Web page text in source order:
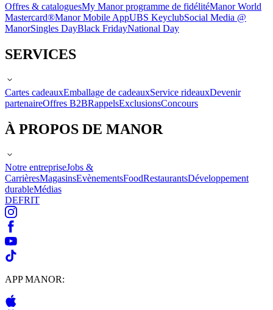
Offres & cataloguesMy Manor programme de fidélitéManor World
Mastercard®Manor Mobile AppUBS KeyclubSocial Media @
ManorSingles DayBlack FridayNational Day
SERVICES
Cartes cadeauxEmballage de cadeauxService rideauxDevenir
partenaireOffres B2BRappelsExclusionsConcours
À PROPOS DE MANOR
Notre entrepriseJobs &
CarrièresMagasinsEvènementsFoodRestaurantsDéveloppement
durableMédias
DEFRIT
APP MANOR: